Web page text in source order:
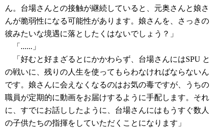
ん。台場さんとの接触が継続していると、元奥さんと娘さ
んが脆弱性になる可能性があります。娘さんを、さっきの
彼みたいな境遇に落としたくはないでしょう？」
「......」
「好むと好まざるとにかかわらず、台場さんにはSPU と
の戦いに、残りの人生を使ってもらわなければならないん
です。娘さんに会えなくなるのはお気の毒ですが、うちの
職員が定期的に動画をお届けするように手配します。それ
に、すでにお話ししたように、台場さんにはもうすぐ数人
の子供たちの指揮をしていただくことになります」